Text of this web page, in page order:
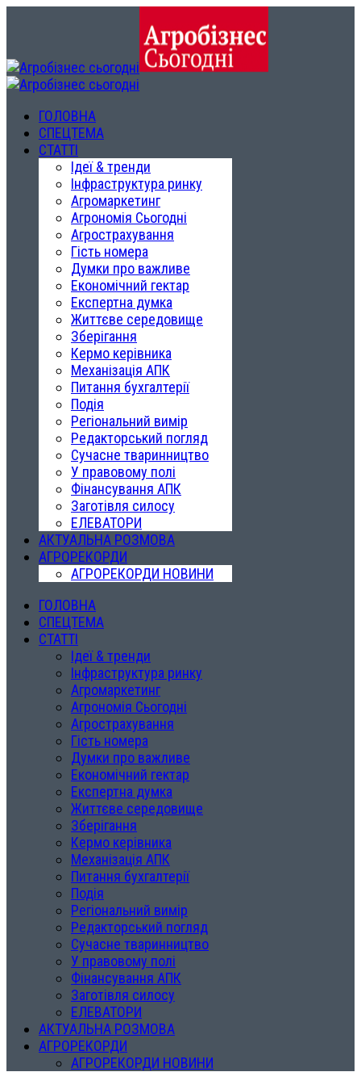
ГОЛОВНА
СПЕЦТЕМА
СТАТТІ
Ідеї & тренди
Інфраструктура ринку
Агромаркетинг
Агрономія Сьогодні
Агрострахування
Гість номера
Думки про важливе
Економічний гектар
Експертна думка
Життєве середовище
Зберігання
Кермо керівника
Механізація АПК
Питання бухгалтерії
Подія
Регіональний вимір
Редакторський погляд
Сучасне тваринництво
У правовому полі
Фінансування АПК
Заготівля силосу
ЕЛЕВАТОРИ
АКТУАЛЬНА РОЗМОВА
АГРОРЕКОРДИ
АГРОРЕКОРДИ НОВИНИ
ГОЛОВНА
СПЕЦТЕМА
СТАТТІ
Ідеї & тренди
Інфраструктура ринку
Агромаркетинг
Агрономія Сьогодні
Агрострахування
Гість номера
Думки про важливе
Економічний гектар
Експертна думка
Життєве середовище
Зберігання
Кермо керівника
Механізація АПК
Питання бухгалтерії
Подія
Регіональний вимір
Редакторський погляд
Сучасне тваринництво
У правовому полі
Фінансування АПК
Заготівля силосу
ЕЛЕВАТОРИ
АКТУАЛЬНА РОЗМОВА
АГРОРЕКОРДИ
АГРОРЕКОРДИ НОВИНИ